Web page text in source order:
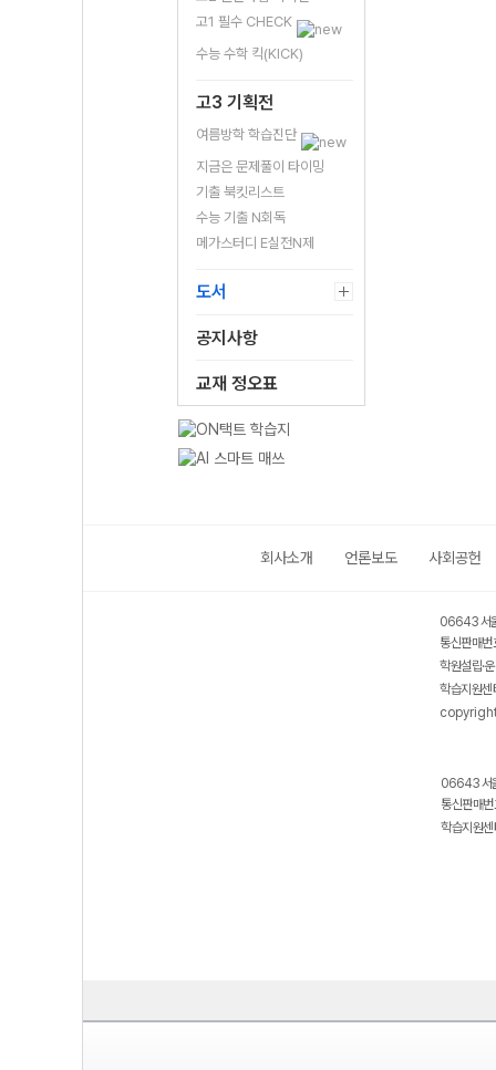
고1 필수 CHECK
수능 수학 킥(KICK)
고3 기획전
여름방학 학습진단
지금은 문제풀이 타이밍
기출 북킷리스트
수능 기출 N회독
메가스터디 E실전N제
도서
공지사항
교재 정오표
회사소개 언론보도 사회공헌
06643 서
통신판매
학원설립·
학습지원
06643 서
통신판매
학습지원